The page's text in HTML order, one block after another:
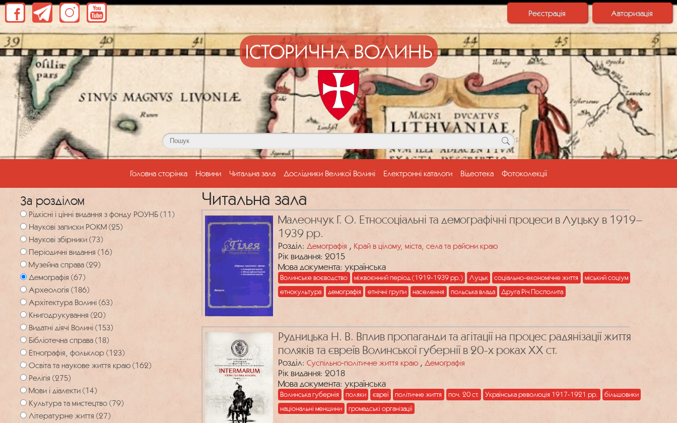
Авторизація
Реєстрація
ІСТОРИЧНА ВОЛИНЬ
Головна сторінка(current)
Новини Читальна зала Дослідники Великої Волині Електронні каталоги Відеотека Фотоколекції
За розділом
Рідкісні і цінні видання з фонду РОУНБ (11)
Наукові записки РОКМ (25)
Наукові збірники (73)
Періодичні видання (16)
Музейна справа (29)
Демографія (67)
Археологія (186)
Архітектура Волині (63)
Книгодрукування (20)
Видатні діячі Волині (153)
Бібліотечна справа (18)
Етнографія, фольклор (123)
Освіта та наукове життя краю (162)
Релігія (275)
Мови і діалекти (14)
Культура та мистецтво (79)
Літературне життя (27)
Читальна зала
Малеончук Г. О. Етносоціальні та демографічні процеси в Луцьку в 1919–
1939 рр.
Розділ: Демографія , Край в цілому, міста, села та райони краю
Рік видання: 2015
Мова документа: українська
Волинське воєводство міжвоєнний період (1919-1939 рр.) Луцьк соціально-економічне життя
міський соціум
етнокультура
демографія етнічні групи населення польська влада Друга Річ Посполита
Рудницька Н. В. Вплив пропаганди та агітації на процес радянізації життя
поляків та євреїв Волинської губернії в 20-х роках ХХ ст.
Розділ: Суспільно-політичне життя краю , Демографія
Рік видання: 2018
Мова документа: українська
Волинська губернія поляки євреї політичне життя поч. 20 ст. Українська революція 1917-1921 рр.
більшовики
національні меншини
громадські організації